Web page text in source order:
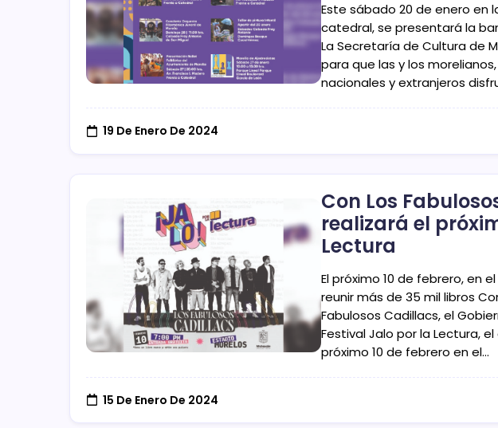
Este sábado 20 de enero en
catedral, se presentará la
La Secretaría de Cultura de
para que las y los
nacionales y extranjeros
19 De Enero De 2024
Con Los
realizará el
Lectura
El próximo 10 de febrero, en
reunir más de 35 mil libros
Fabulosos Cadillacs, el
Festival Jalo por la Lectura,
próximo 10 de febrero en el…
15 De Enero De 2024